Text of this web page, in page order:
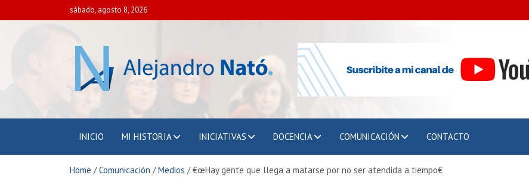
to
sábado, agosto 8, 2026
Alejandro Nató
Presidente del Centro Internacional para el Estudio de
la Democracia y la Paz Social.
INICIO
MI HISTORIA INICIATIVAS DOCENCIA COMUNICACIÓN CONTACTO
Home Comunicación Medios €œHay gente que llega a matarse por no ser atendida a tiempo€